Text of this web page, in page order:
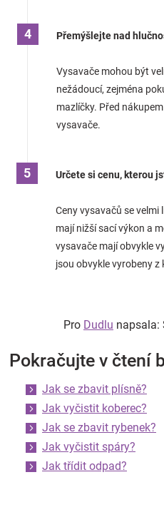
Přemýšlejte nad
Vysavače mohou být
nežádoucí, zejména
mazlíčky. Před
vysavače.
Určete si cenu, kterou
Ceny vysavačů se velmi
mají nižší sací výkon a
vysavače mají obvykle
jsou obvykle vyrobeny z
Pro Dudlu napsala:
Pokračujte v čtení
Jak se zbavit plísně?
Jak vyčistit koberec?
Jak se zbavit rybenek?
Jak vyčistit spáry?
Jak třídit odpad?